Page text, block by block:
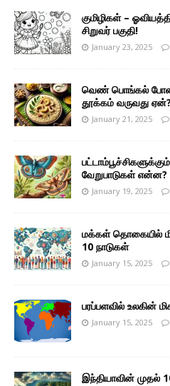
குமிழிகள் –
சிறுவர் பகுதி!
January 23, 2025
வெண் பொங்கல் போன்ற
தூக்கம் வருவது ஏன்?
January 21, 2025
வேறுபாடுகள் என்ன?
January 19, 2025
மக்கள் தொகையில்
10 நாடுகள்
January 15, 2025
பரப்பளவில் உலகின்
January 15, 2025
இந்தியாவின் முதல்